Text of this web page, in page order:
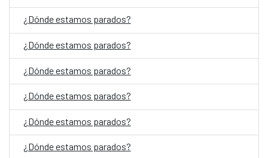
¿Dónde estamos parados?
¿Dónde estamos parados?
¿Dónde estamos parados?
¿Dónde estamos parados?
¿Dónde estamos parados?
¿Dónde estamos parados?